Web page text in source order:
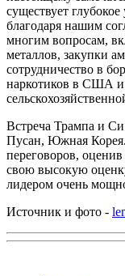
существует
благодаря нашим
многим вопросам,
металлов, закупки
сотрудничество в
наркотиков в США и
Встреча Трампа и
Пусан, Южная
переговоров,
свою высокую
лидером очень
Источник и фото -